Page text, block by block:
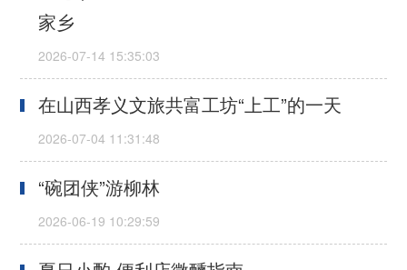
家乡
在山西孝义文旅共富工坊“上工”的一天
“碗团侠”游柳林